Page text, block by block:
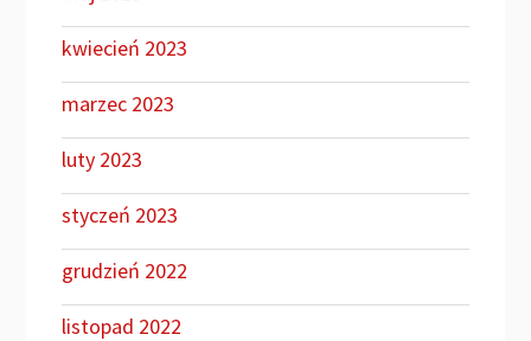
kwiecień 2023
marzec 2023
luty 2023
styczeń 2023
grudzień 2022
listopad 2022